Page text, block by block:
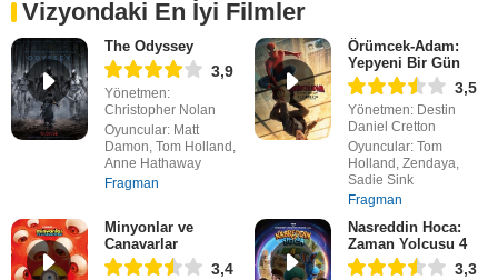
Vizyondaki En İyi Filmler
The Odyssey
3,9
Yönetmen:
Christopher Nolan
Oyuncular: Matt
Damon, Tom Holland,
Anne Hathaway
Fragman
Örümcek-Adam:
Yepyeni Bir Gün
3,5
Yönetmen: Destin
Daniel Cretton
Oyuncular: Tom
Holland, Zendaya,
Sadie Sink
Fragman
Minyonlar ve
Canavarlar
3,4
Nasreddin Hoca:
Zaman Yolcusu 4
3,3